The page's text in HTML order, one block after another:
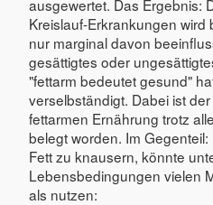
ausgewertet. Das Ergebnis:
Kreislauf-Erkrankungen
nur marginal davon
gesättigtes oder
"fettarm bedeutet gesund"
verselbständigt. Dabei ist
fettarmen Ernährung trotz
belegt worden. Im
Fett zu knausern, könnte
Lebensbedingungen vielen
als nutzen: